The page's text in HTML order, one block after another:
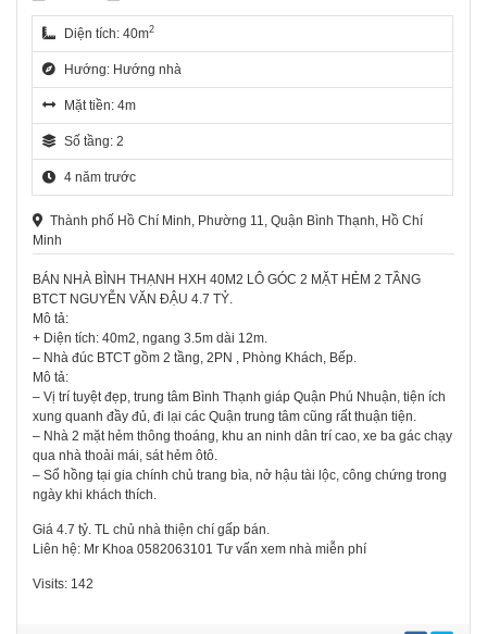
Diện tích: 40m2
Hướng: Hướng nhà
Mặt tiền: 4m
Số tầng: 2
4 năm trước
Thành phố Hồ Chí Minh, Phường 11, Quận Bình Thạnh, Hồ Chí
Minh
BÁN NHÀ BÌNH THẠNH HXH 40M2 LÔ GÓC 2 MẶT HẺM 2 TẦNG
BTCT NGUYỄN VĂN ĐẬU 4.7 TỶ.
Mô tả:
+ Diện tích: 40m2, ngang 3.5m dài 12m.
– Nhà đúc BTCT gồm 2 tầng, 2PN , Phòng Khách, Bếp.
Mô tả:
– Vị trí tuyệt đẹp, trung tâm Bình Thạnh giáp Quận Phú Nhuận, tiện ích
xung quanh đầy đủ, đi lại các Quận trung tâm cũng rất thuận tiện.
– Nhà 2 mặt hẻm thông thoáng, khu an ninh dân trí cao, xe ba gác chạy
qua nhà thoải mái, sát hẻm ôtô.
– Sổ hồng tại gia chính chủ trang bìa, nở hậu tài lộc, công chứng trong
ngày khi khách thích.
Giá 4.7 tỷ. TL chủ nhà thiện chí gấp bán.
Liên hệ: Mr Khoa 0582063101 Tư vấn xem nhà miễn phí
Visits: 142